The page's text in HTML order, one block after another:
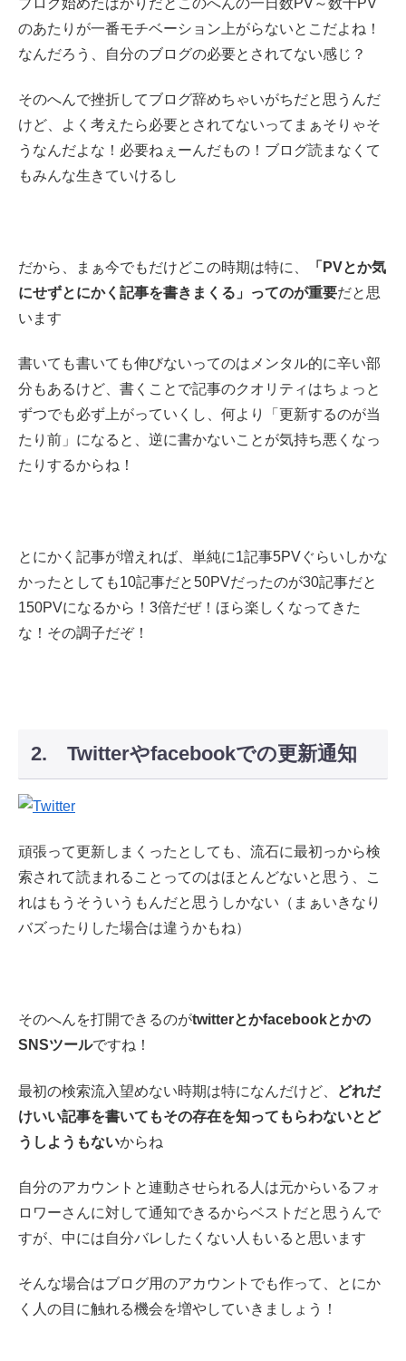
のあたりが一番モチベーション上がらないとこだよね！
なんだろう、自分のブログの必要とされてない感じ？
そのへんで挫折してブログ辞めちゃいがちだと思うんだ
けど、よく考えたら必要とされてないってまぁそりゃそ
うなんだよな！必要ねぇーんだもの！ブログ読まなくて
もみんな生きていけるし
だから、まぁ今でもだけどこの時期は特に、
「PVとか気
にせずとにかく記事を書きまくる」ってのが重要だと思
います
書いても書いても伸びないってのはメンタル的に辛い部
分もあるけど、書くことで記事のクオリティはちょっと
ずつでも必ず上がっていくし、何より「更新するのが当
たり前」になると、逆に書かないことが気持ち悪くなっ
たりするからね！
とにかく記事が増えれば、単純に1記事5PVぐらいしかな
かったとしても10記事だと50PVだったのが30記事だと
150PVになるから！3倍だぜ！ほら楽しくなってきた
な！その調子だぞ！
2. Twitterやfacebookでの更新通知
頑張って更新しまくったとしても、流石に最初っから検
索されて読まれることってのはほとんどないと思う、こ
れはもうそういうもんだと思うしかない（まぁいきなり
バズったりした場合は違うかもね）
そのへんを打開できるのがtwitterとかfacebookとかの
SNSツールですね！
最初の検索流入望めない時期は特になんだけど、
どれだ
けいい記事を書いてもその存在を知ってもらわないとど
うしようもないからね
自分のアカウントと連動させられる人は元からいるフォ
ロワーさんに対して通知できるからベストだと思うんで
すが、中には自分バレしたくない人もいると思います
そんな場合はブログ用のアカウントでも作って、とにか
く人の目に触れる機会を増やしていきましょう！